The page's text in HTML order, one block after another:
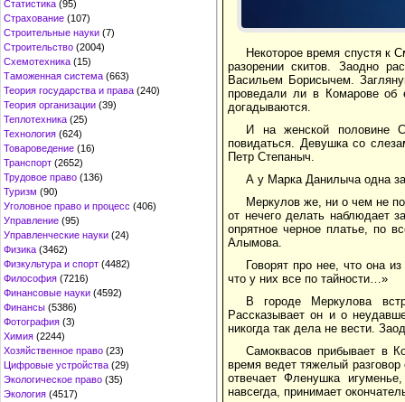
Статистика (95)
Страхование (107)
Строительные науки (7)
Строительство (2004)
Схемотехника (15)
Таможенная система (663)
Теория государства и права (240)
Теория организации (39)
Теплотехника (25)
Технология (624)
Товароведение (16)
Транспорт (2652)
Трудовое право (136)
Туризм (90)
Уголовное право и процесс (406)
Управление (95)
Управленческие науки (24)
Физика (3462)
Физкультура и спорт (4482)
Философия (7216)
Финансовые науки (4592)
Финансы (5386)
Фотография (3)
Химия (2244)
Хозяйственное право (23)
Цифровые устройства (29)
Экологическое право (35)
Экология (4517)
Некоторое время спустя к
разорении скитов. Заодно
Васильем Борисычем.
проведали ли в Комарове об
догадываются.
И на женской половине
повидаться. Девушка со
Петр Степаныч.
А у Марка Данилыча одна
Меркулов же, ни о чем не
от нечего делать наблюдает
опрятное черное платье, по
Алымова.
Говорят про нее, что она
что у них все по тайности…»
В городе Меркулова
Рассказывает он и о
никогда так дела не вести.
Самоквасов прибывает в
время ведет тяжелый
отвечает Фленушка
навсегда, принимает